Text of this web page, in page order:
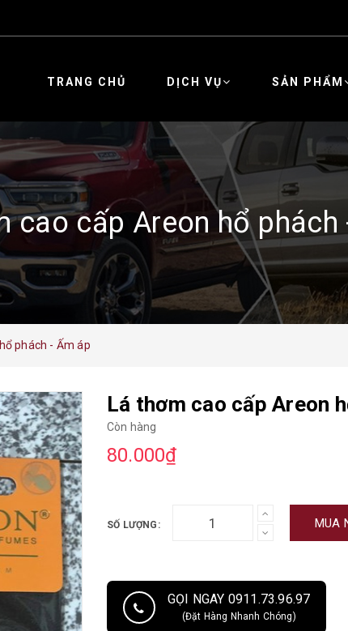
TRANG CHỦ DỊCH VỤ SẢN PHẨM
cao cấp Areon hổ phách
phách - Ấm áp
Lá thơm cao cấp Areon
Còn hàng
80.000₫
SỐ LƯỢNG: MUA
GỌI NGAY 0911.73.96.97
(Đặt Hàng Nhanh Chóng)